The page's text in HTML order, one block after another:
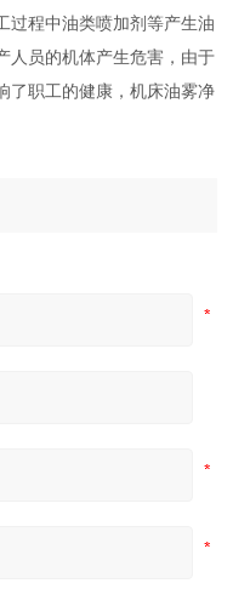
过程中油类喷加剂等产生油
人员的机体产生危害，由于
了职工的健康，机床油雾净